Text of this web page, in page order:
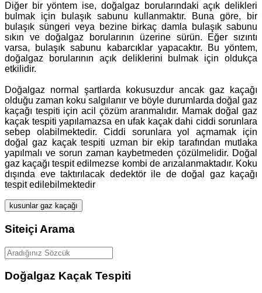
Diğer bir yöntem ise, doğalgaz borularındaki açık delikleri
bulmak için bulaşık sabunu kullanmaktır. Buna göre, bir
bulaşık süngeri veya bezine birkaç damla bulaşık sabunu
sıkın ve doğalgaz borularının üzerine sürün. Eğer sızıntı
varsa, bulaşık sabunu kabarcıklar yapacaktır. Bu yöntem,
doğalgaz borularının açık deliklerini bulmak için oldukça
etkilidir.
Doğalgaz normal şartlarda kokusuzdur ancak gaz kaçağı
olduğu zaman koku salgılanır ve böyle durumlarda doğal gaz
kaçağı tespiti için acil çözüm aranmalıdır. Mamak doğal gaz
kaçak tespiti yapılamazsa en ufak kaçak dahi ciddi sorunlara
sebep olabilmektedir. Ciddi sorunlara yol açmamak için
doğal gaz kaçak tespiti uzman bir ekip tarafından mutlaka
yapılmalı ve sorun zaman kaybetmeden çözülmelidir. Doğal
gaz kaçağı tespit edilmezse kombi de arızalanmaktadır. Koku
dışında eve taktırılacak dedektör ile de doğal gaz kaçağı
tespit edilebilmektedir
kusunlar gaz kaçağı
Siteiçi Arama
Doğalgaz Kaçak Tespiti